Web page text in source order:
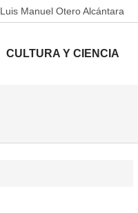
Luis Manuel Otero Alcántara
CULTURA Y CIENCIA